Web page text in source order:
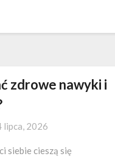
zdrowe nawyki i
lipca, 2026
siebie cieszą się